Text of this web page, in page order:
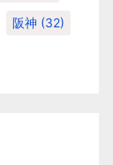
阪神 (32)